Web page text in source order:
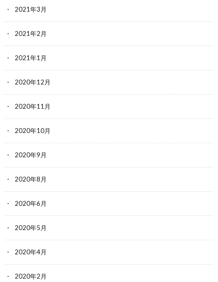
2021年3月
2021年2月
2021年1月
2020年12月
2020年11月
2020年10月
2020年9月
2020年8月
2020年6月
2020年5月
2020年4月
2020年2月